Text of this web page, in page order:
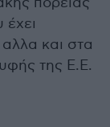
και στα
της Ε.Ε.